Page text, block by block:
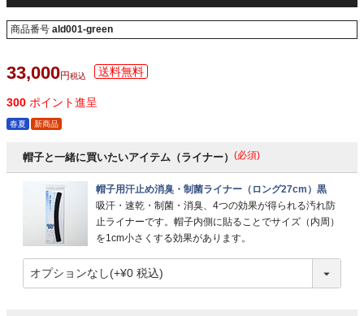
商品番号 ald001-green
33,000 税込
300 ポイント進呈
春夏 新商品
帽子と一緒に買いたいアイテム（ライナー） (必須)
帽子用汗止め消臭・制菌ライナー（ロング27cm）黒
吸汗・速乾・制菌・消臭、4つの効果が得られる汚れ防
止ライナーです。帽子内側に貼ることでサイズ（内周）
を1cm小さくする効果があります。